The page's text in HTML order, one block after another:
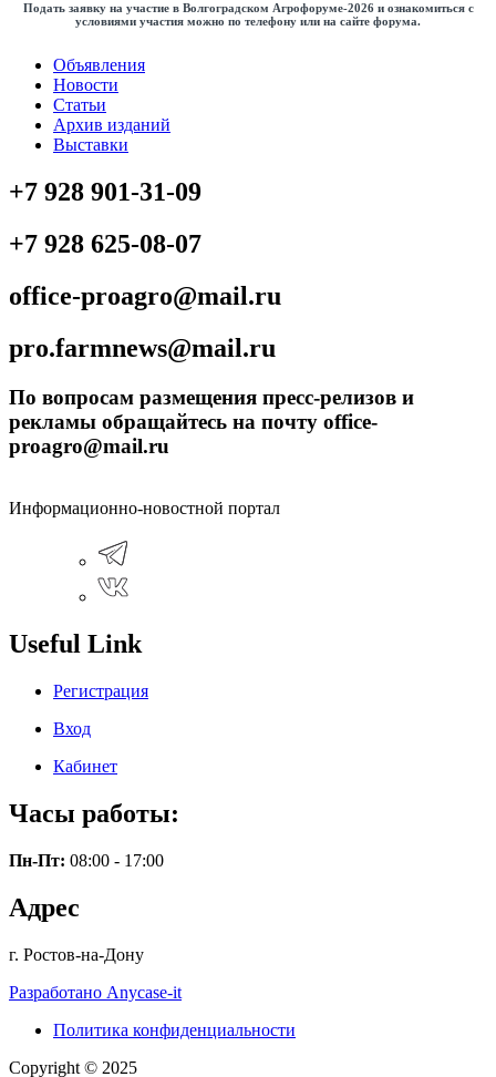
Подать заявку на участие в Волгоградском Агрофоруме-2026 и ознакомиться с
условиями участия можно по телефону или на сайте форума.
Объявления
Новости
Статьи
Архив изданий
Выставки
+7 928 901-31-09
+7 928 625-08-07
office-proagro@mail.ru
pro.farmnews@mail.ru
По вопросам размещения пресс-релизов и
рекламы обращайтесь на почту office-
proagro@mail.ru
Информационно-новостной портал
Useful Link
Регистрация
Вход
Кабинет
Часы работы:
Пн-Пт: 08:00 - 17:00
Адрес
г. Ростов-на-Дону
Разработано Anycase-it
Политика конфиденциальности
Copyright © 2025